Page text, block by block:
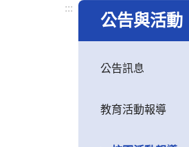
:::
公告與活動
公告訊息
教育活動報導